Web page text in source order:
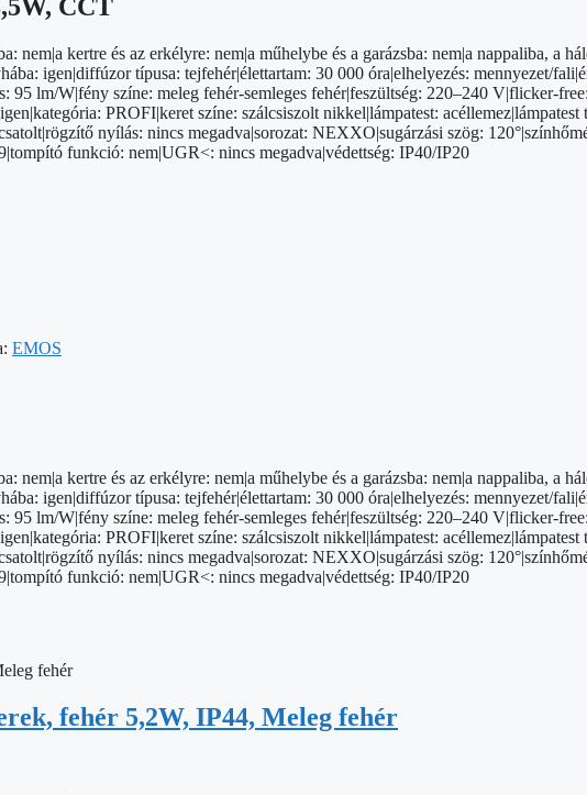
CCT
kertre és az erkélyre: nem|a műhelybe és a garázsba: nem|a nappaliba, a
igen|diffúzor típusa: tejfehér|élettartam: 30 000 óra|elhelyezés: mennyezet/
lm/W|fény színe: meleg fehér-semleges fehér|feszültség: 220–240 V|flicker-
PROFI|keret színe: szálcsiszolt nikkel|lámpatest:
nyílás: nincs megadva|sorozat: NEXXO|sugárzási szög:
funkció: nem|UGR<: nincs megadva|védettség: IP40/IP20
EMOS
kertre és az erkélyre: nem|a műhelybe és a garázsba: nem|a nappaliba, a
igen|diffúzor típusa: tejfehér|élettartam: 30 000 óra|elhelyezés: mennyezet/
lm/W|fény színe: meleg fehér-semleges fehér|feszültség: 220–240 V|flicker-
PROFI|keret színe: szálcsiszolt nikkel|lámpatest:
nyílás: nincs megadva|sorozat: NEXXO|sugárzási szög:
funkció: nem|UGR<: nincs megadva|védettség: IP40/IP20
fehér 5,2W, IP44, Meleg fehér